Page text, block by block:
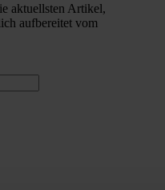
aktuellsten Artikel,
aufbereitet vom